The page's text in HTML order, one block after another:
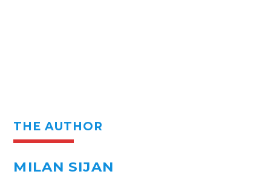
THE AUTHOR
MILAN SIJAN